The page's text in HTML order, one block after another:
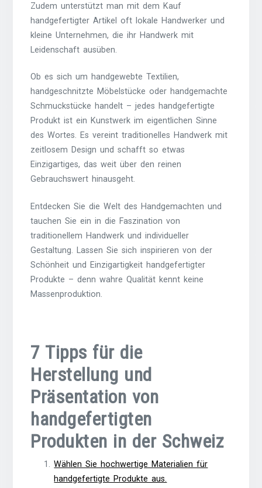
Zudem unterstützt man mit dem Kauf
handgefertigter Artikel oft lokale Handwerker und
kleine Unternehmen, die ihr Handwerk mit
Leidenschaft ausüben.
Ob es sich um handgewebte Textilien,
handgeschnitzte Möbelstücke oder handgemachte
Schmuckstücke handelt – jedes handgefertigte
Produkt ist ein Kunstwerk im eigentlichen Sinne
des Wortes. Es vereint traditionelles Handwerk mit
zeitlosem Design und schafft so etwas
Einzigartiges, das weit über den reinen
Gebrauchswert hinausgeht.
Entdecken Sie die Welt des Handgemachten und
tauchen Sie ein in die Faszination von
traditionellem Handwerk und individueller
Gestaltung. Lassen Sie sich inspirieren von der
Schönheit und Einzigartigkeit handgefertigter
Produkte – denn wahre Qualität kennt keine
Massenproduktion.
7 Tipps für die
Herstellung und
Präsentation von
handgefertigten
Produkten in der Schweiz
Wählen Sie hochwertige Materialien für
handgefertigte Produkte aus.